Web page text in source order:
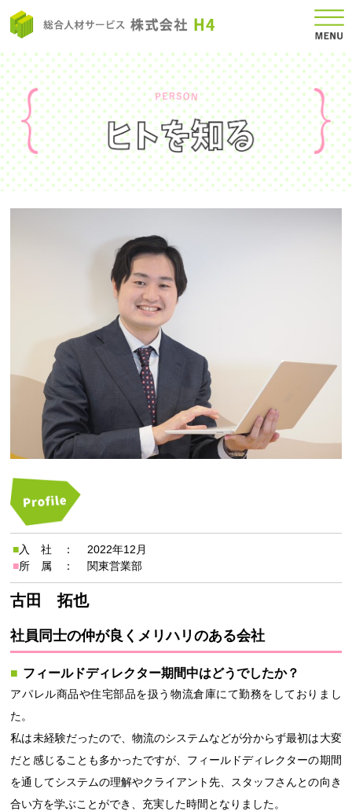
■入 社 ：
2022年12月
■所 属 ：
関東営業部
古田 拓也
社員同士の仲が良くメリハリのある会社
フィールドディレクター期間中はどうでしたか？
アパレル商品や住宅部品を扱う物流倉庫にて勤務をしておりまし
た。
私は未経験だったので、物流のシステムなどが分からず最初は大変
だと感じることも多かったですが、フィールドディレクターの期間
を通してシステムの理解やクライアント先、スタッフさんとの向き
合い方を学ぶことができ、充実した時間となりました。